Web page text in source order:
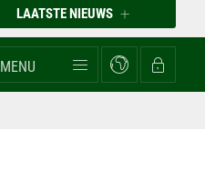
LAATSTE NIEUWS
MENU